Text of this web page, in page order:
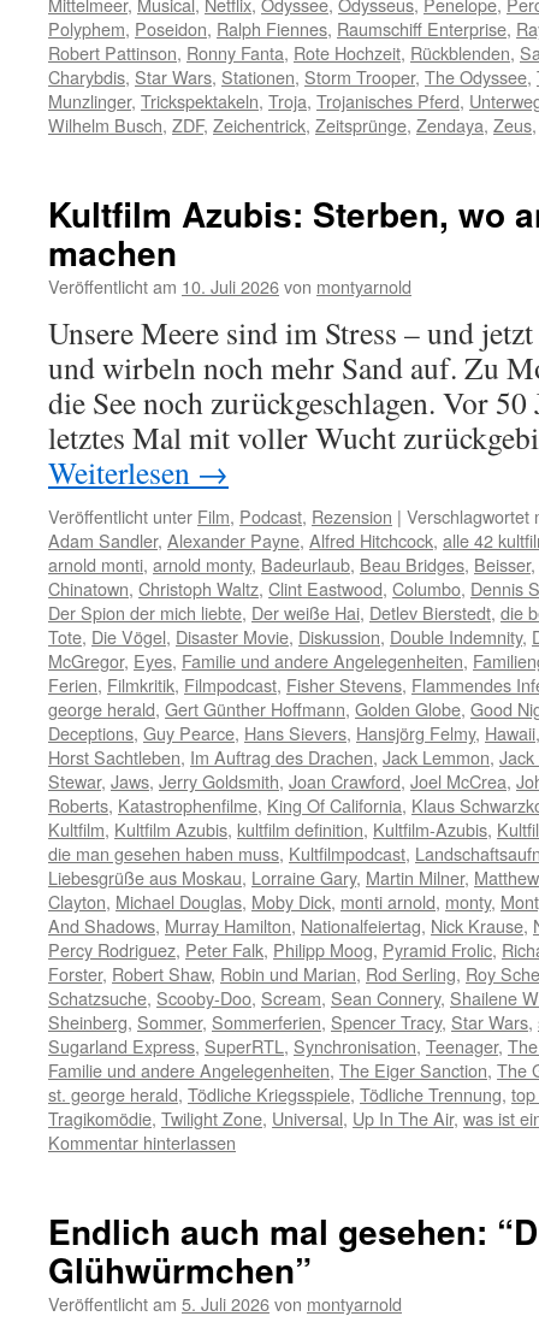
Polyphem, Poseidon, Ralph Fiennes, Raumschiff Enterprise,
Robert Pattinson, Ronny Fanta, Rote Hochzeit, Rückblenden,
Charybdis, Star Wars, Stationen, Storm Trooper, The Odyssee,
Munzlinger, Trickspektakeln, Troja, Trojanisches Pferd,
Wilhelm Busch, ZDF, Zeichentrick, Zeitsprünge, Zendaya, Zeus
Kultfilm Azubis: Sterben, wo
machen
Veröffentlicht am 10. Juli 2026von montyarnold
Unsere Meere sind im Stress – und
und wirbeln noch mehr Sand auf. Zu
die See noch zurückgeschlagen. Vor 50
letztes Mal mit voller Wucht
Weiterlesen →
Veröffentlicht unter Film, Podcast, Rezension | Verschlagwortet
Adam Sandler, Alexander Payne, Alfred Hitchcock, alle 42
arnold monti, arnold monty, Badeurlaub, Beau Bridges, Beisser,
Chinatown, Christoph Waltz, Clint Eastwood, Columbo, Dennis
Der Spion der mich liebte, Der weiße Hai, Detlev Bierstedt, die
Tote, Die Vögel, Disaster Movie, Diskussion, Double Indemnity,
McGregor, Eyes, Familie und andere Angelegenheiten,
Ferien, Filmkritik, Filmpodcast, Fisher Stevens, Flammendes
george herald, Gert Günther Hoffmann, Golden Globe, Good
Deceptions, Guy Pearce, Hans Sievers, Hansjörg Felmy, Hawaii
Horst Sachtleben, Im Auftrag des Drachen, Jack Lemmon, Jack
Stewar, Jaws, Jerry Goldsmith, Joan Crawford, Joel McCrea,
Roberts, Katastrophenfilme, King Of California, Klaus
Kultfilm, Kultfilm Azubis, kultfilm definition, Kultfilm-Azubis,
die man gesehen haben muss, Kultfilmpodcast,
Liebesgrüße aus Moskau, Lorraine Gary, Martin Milner,
Clayton, Michael Douglas, Moby Dick, monti arnold, monty,
And Shadows, Murray Hamilton, Nationalfeiertag, Nick Krause,
Percy Rodriguez, Peter Falk, Philipp Moog, Pyramid Frolic,
Forster, Robert Shaw, Robin und Marian, Rod Serling, Roy
Schatzsuche, Scooby-Doo, Scream, Sean Connery, Shailene
Sheinberg, Sommer, Sommerferien, Spencer Tracy, Star Wars,
Sugarland Express, SuperRTL , Synchronisation, Teenager,
Familie und andere Angelegenheiten, The Eiger Sanction, The
st. george herald, Tödliche Kriegsspiele, Tödliche Trennung,
Tragikomödie, Twilight Zone, Universal, Up In The Air, was ist
Kommentar hinterlassen
Endlich auch mal gesehen:
Glühwürmchen”
Veröffentlicht am 5. Juli 2026von montyarnold